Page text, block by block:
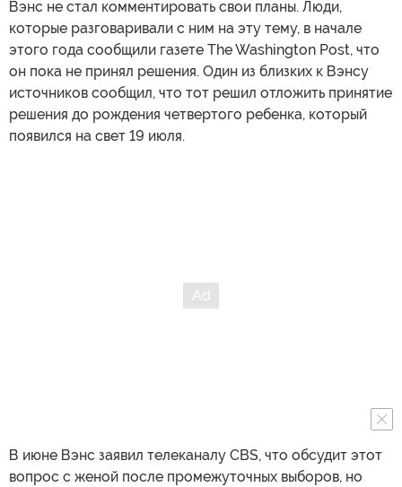
Вэнс не стал комментировать свои планы. Люди,
которые разговаривали с ним на эту тему, в начале
этого года сообщили газете The Washington Post, что
он пока не принял решения. Один из близких к Вэнсу
источников сообщил, что тот решил отложить принятие
решения до рождения четвертого ребенка, который
появился на свет 19 июля.
В июне Вэнс заявил телеканалу CBS, что обсудит этот
вопрос с женой после промежуточных выборов, но